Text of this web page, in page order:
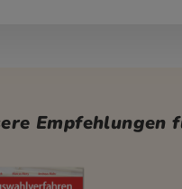
Empfehlungen